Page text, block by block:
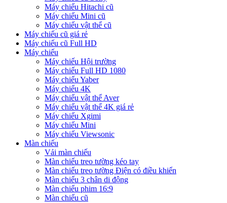
Máy chiếu Hitachi cũ
Máy chiếu Mini cũ
Máy chiếu vật thể cũ
Máy chiếu cũ giá rẻ
Máy chiếu cũ Full HD
Máy chiếu
Máy chiếu Hội trường
Máy chiếu Full HD 1080
Máy chiếu Yaber
Máy chiếu 4K
Máy chiếu vật thể Aver
Máy chiếu vật thể 4K giá rẻ
Máy chiếu Xgimi
Máy chiếu Mini
Máy chiếu Viewsonic
Màn chiếu
Vải màn chiếu
Màn chiếu treo tường kéo tay
Màn chiếu treo tường Điện có điều khiển
Màn chiếu 3 chân di động
Màn chiếu phim 16:9
Màn chiếu cũ